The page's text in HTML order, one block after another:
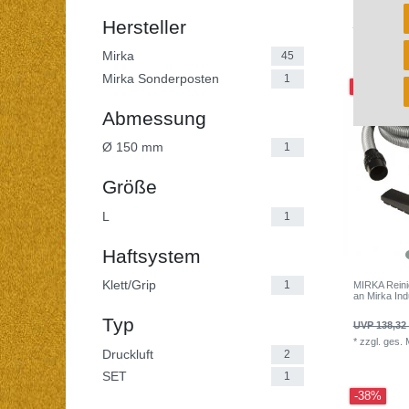
Hersteller
Mirka 45
Mirka Sonderposten 1
Abmessung
Ø 150 mm 1
Größe
L 1
Haftsystem
Klett/Grip 1
Typ
Druckluft 2
SET 1
Mirka-
UVP 7,84 €
zzgl. ges.
MIRKA
an Mirka
UVP 138,32
* zzgl. ges.
-38%